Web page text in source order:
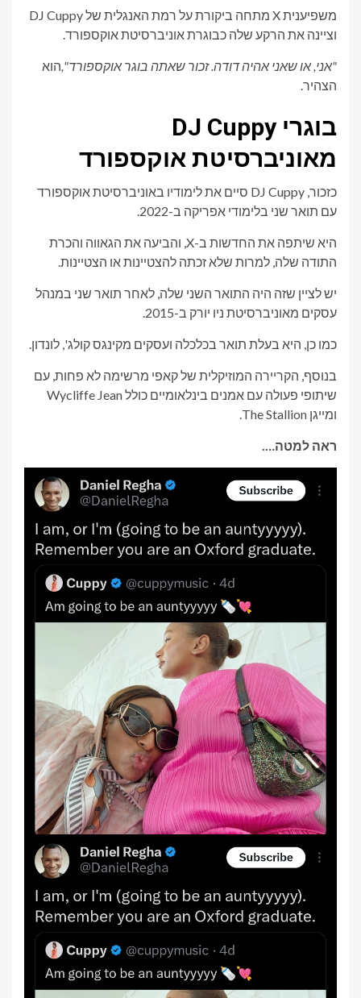
משפיענית X מתחה ביקורת על רמת האנגלית של DJ Cuppy
וציינה את הרקע שלה כבוגרת אוניברסיטת אוקספורד.
"אני, או שאני אהיה דודה. זכור שאתה בוגר אוקספורד",הוא
הצהיר.
בוגרי DJ Cuppy
מאוניברסיטת אוקספורד
כזכור, DJ Cuppy סיים את לימודיו באוניברסיטת אוקספורד
עם תואר שני בלימודי אפריקה ב-2022.
היא שיתפה את החדשות ב-X, והביעה את הגאווה והכרת
התודה שלה, למרות שלא זכתה להצטיינות או הצטיינות.
יש לציין שזה היה התואר השני שלה, לאחר תואר שני במנהל
עסקים מאוניברסיטת ניו יורק ב-2015.
כמו כן, היא בעלת תואר בכלכלה ועסקים מקינגס קולג', לונדון.
בנוסף, הקריירה המוזיקלית של קאפי מרשימה לא פחות, עם
שיתופי פעולה עם אמנים בינלאומיים כולל Wycliffe Jean
ומייגן The Stallion.
ראה למטה….